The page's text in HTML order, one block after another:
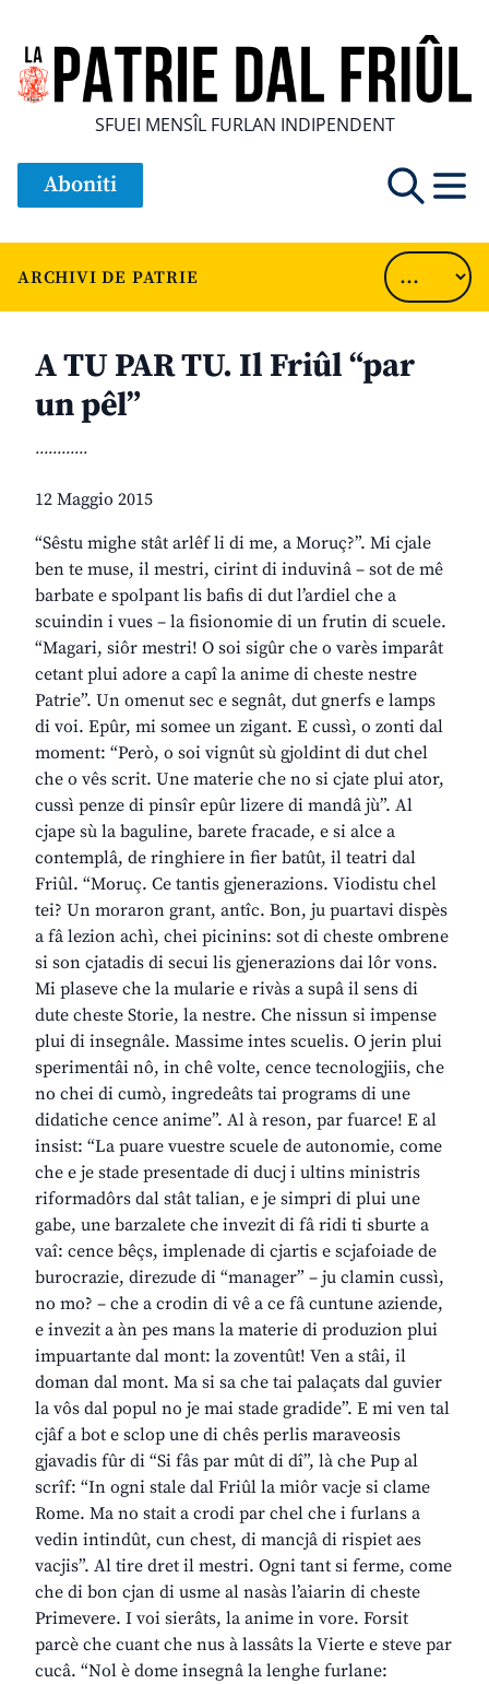
SFUEI MENSÎL FURLAN INDIPENDENT
Aboniti
ARCHIVI DE PATRIE
A TU PAR TU. Il Friûl “par
un pêl”
............
12 Maggio 2015
“Sêstu mighe stât arlêf li di me, a Moruç?”. Mi cjale
ben te muse, il mestri, cirint di induvinâ – sot de mê
barbate e spolpant lis bafis di dut l’ardiel che a
scuindin i vues – la fisionomie di un frutin di scuele.
“Magari, siôr mestri! O soi sigûr che o varès imparât
cetant plui adore a capî la anime di cheste nestre
Patrie”. Un omenut sec e segnât, dut gnerfs e lamps
di voi. Epûr, mi somee un zigant. E cussì, o zonti dal
moment: “Però, o soi vignût sù gjoldint di dut chel
che o vês scrit. Une materie che no si cjate plui ator,
cussì penze di pinsîr epûr lizere di mandâ jù”. Al
cjape sù la baguline, barete fracade, e si alce a
contemplâ, de ringhiere in fier batût, il teatri dal
Friûl. “Moruç. Ce tantis gjenerazions. Viodistu chel
tei? Un moraron grant, antîc. Bon, ju puartavi dispès
a fâ lezion achì, chei picinins: sot di cheste ombrene
si son cjatadis di secui lis gjenerazions dai lôr vons.
Mi plaseve che la mularie e rivàs a supâ il sens di
dute cheste Storie, la nestre. Che nissun si impense
plui di insegnâle. Massime intes scuelis. O jerin plui
sperimentâi nô, in chê volte, cence tecnologjiis, che
no chei di cumò, ingredeâts tai programs di une
didatiche cence anime”. Al à reson, par fuarce! E al
insist: “La puare vuestre scuele de autonomie, come
che e je stade presentade di ducj i ultins ministris
riformadôrs dal stât talian, e je simpri di plui une
gabe, une barzalete che invezit di fâ ridi ti sburte a
vaî: cence bêçs, implenade di cjartis e scjafoiade de
burocrazie, direzude di “manager” – ju clamin cussì,
no mo? – che a crodin di vê a ce fâ cuntune aziende,
e invezit a àn pes mans la materie di produzion plui
impuartante dal mont: la zoventût! Ven a stâi, il
doman dal mont. Ma si sa che tai palaçats dal guvier
la vôs dal popul no je mai stade gradide”. E mi ven tal
cjâf a bot e sclop une di chês perlis maraveosis
gjavadis fûr di “Si fâs par mût di dî”, là che Pup al
scrîf: “In ogni stale dal Friûl la miôr vacje si clame
Rome. Ma no stait a crodi par chel che i furlans a
vedin intindût, cun chest, di mancjâ di rispiet aes
vacjis”. Al tire dret il mestri. Ogni tant si ferme, come
che di bon cjan di usme al nasàs l’aiarin di cheste
Primevere. I voi sierâts, la anime in vore. Forsit
parcè che cuant che nus à lassâts la Vierte e steve par
cucâ. “Nol è dome insegnâ la lenghe furlane: